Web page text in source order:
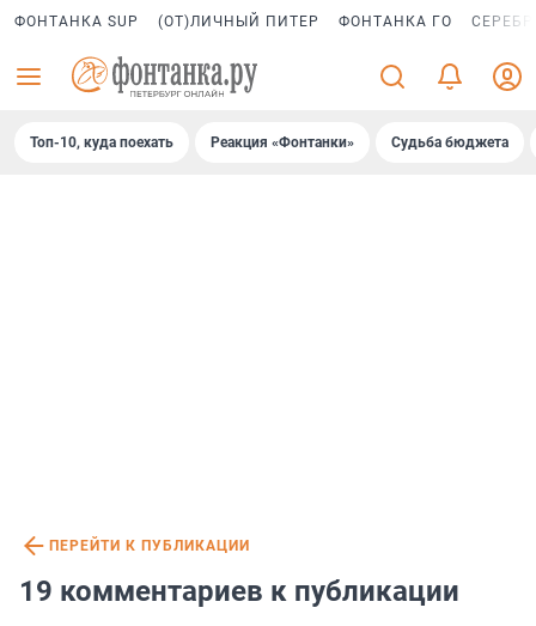
ФОНТАНКА SUP (ОТ)ЛИЧНЫЙ ПИТЕР ФОНТАНКА ГО
Топ-10, куда поехать Реакция «Фонтанки» Судьба бюджета
ПЕРЕЙТИ К ПУБЛИКАЦИИ
19 комментариев к публикации